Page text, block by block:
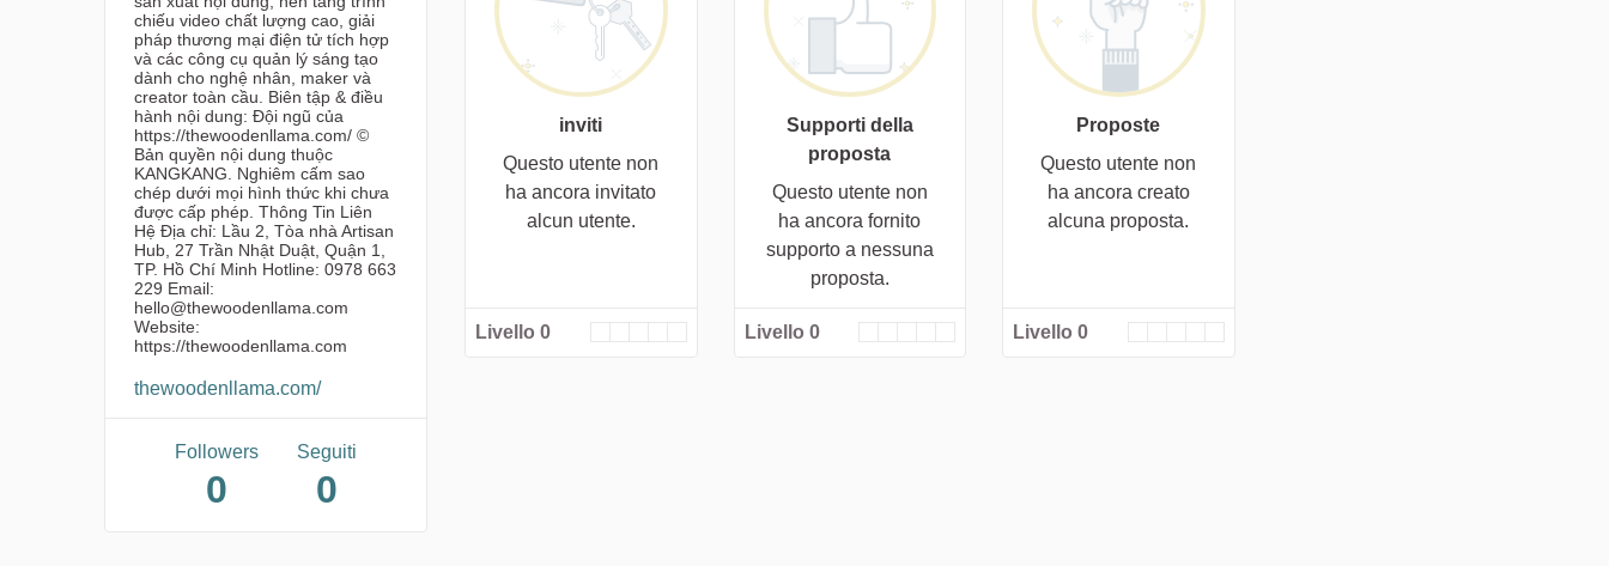
chiếu video chất lượng cao, giải
pháp thương mại điện tử tích hợp
và các công cụ quản lý sáng tạo
dành cho nghệ nhân, maker và
creator toàn cầu. Biên tập & điều
hành nội dung: Đội ngũ của
https://thewoodenllama.com/ ©
Bản quyền nội dung thuộc
KANGKANG. Nghiêm cấm sao
chép dưới mọi hình thức khi chưa
được cấp phép. Thông Tin Liên
Hệ Địa chỉ: Lầu 2, Tòa nhà Artisan
Hub, 27 Trần Nhật Duật, Quận 1,
TP. Hồ Chí Minh Hotline: 0978 663
229 Email:
hello@thewoodenllama.com
Website:
https://thewoodenllama.com
thewoodenllama.com/
Followers
0
Seguiti
0
inviti
Questo utente non
ha ancora invitato
alcun utente.
Livello 0
Supporti della
proposta
Questo utente non
ha ancora fornito
supporto a nessuna
proposta.
Livello 0
Proposte
Questo utente non
ha ancora creato
alcuna proposta.
Livello 0